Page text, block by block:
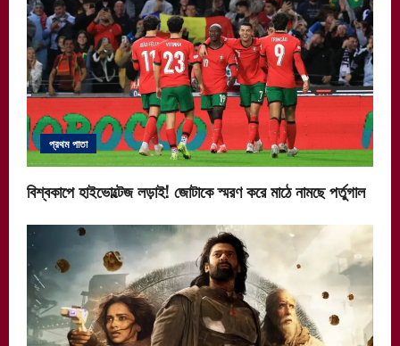
প্রথম পাতা
বিশ্বকাপে হাইভোল্টেজ লড়াই! জোটাকে স্মরণ করে মাঠে নামছে পর্তুগাল